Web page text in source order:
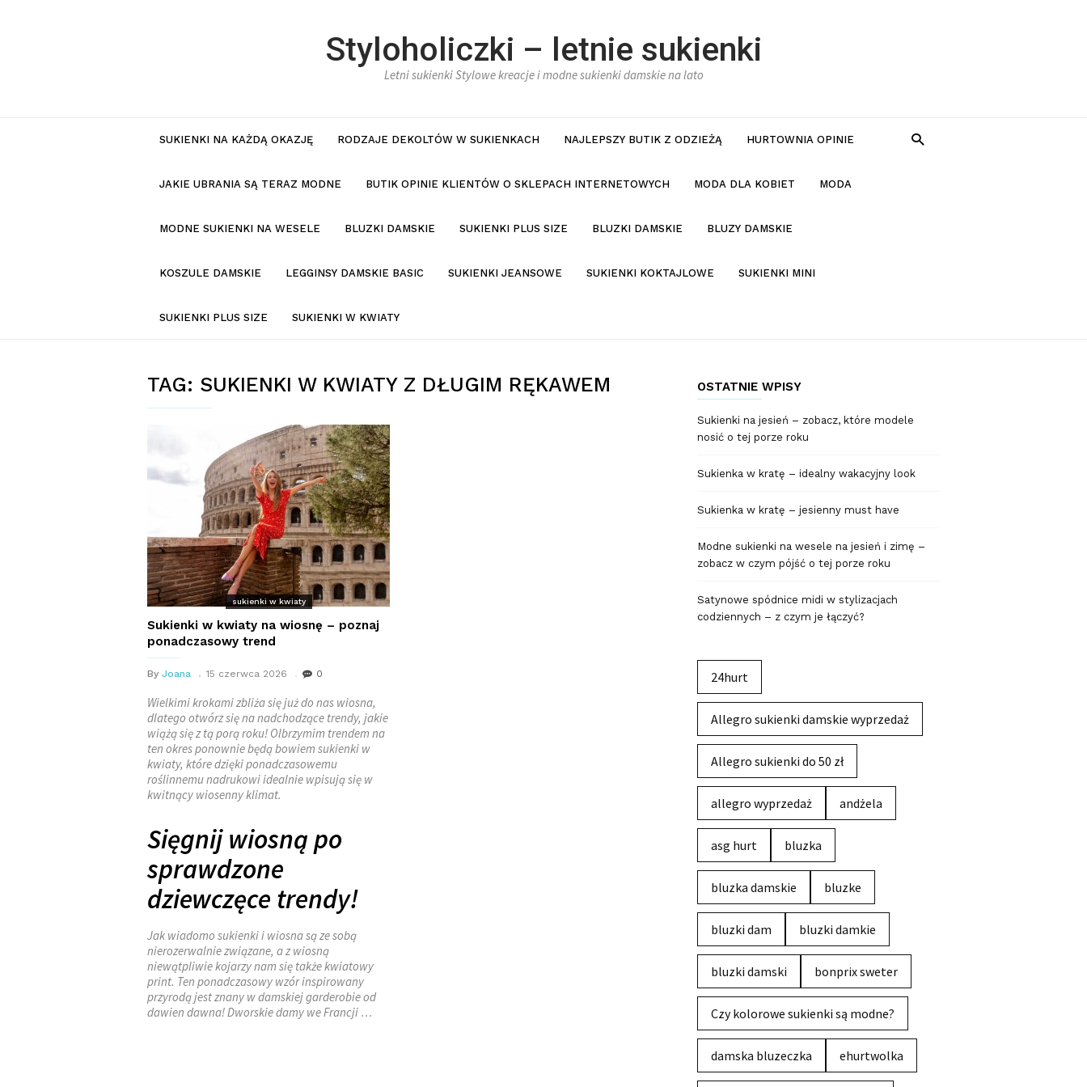
Styloholiczki – letnie sukienki
Letni sukienki Stylowe kreacje i modne sukienki damskie na lato
SUKIENKI NA KAŻDĄ OKAZJĘ RODZAJE DEKOLTÓW W SUKIENKACH NAJLEPSZY BUTIK Z ODZIEŻĄ HURTOWNIA OPINIE
JAKIE UBRANIA SĄ TERAZ MODNE BUTIK OPINIE KLIENTÓW O SKLEPACH INTERNETOWYCH MODA DLA KOBIET MODA
MODNE SUKIENKI NA WESELE BLUZKI DAMSKIE SUKIENKI PLUS SIZE BLUZKI DAMSKIE BLUZY DAMSKIE
KOSZULE DAMSKIE LEGGINSY DAMSKIE BASIC SUKIENKI JEANSOWE SUKIENKI KOKTAJLOWE SUKIENKI MINI
SUKIENKI PLUS SIZE SUKIENKI W KWIATY
TAG: SUKIENKI W KWIATY Z DŁUGIM RĘKAWEM
sukienki w kwiaty
Sukienki w kwiaty na wiosnę – poznaj
ponadczasowy trend
By Joana 15 czerwca 2026 0
Wielkimi krokami zbliża się już do nas wiosna,
dlatego otwórz się na nadchodzące trendy, jakie
wiążą się z tą porą roku! Olbrzymim trendem na
ten okres ponownie będą bowiem sukienki w
kwiaty, które dzięki ponadczasowemu
roślinnemu nadrukowi idealnie wpisują się w
kwitnący wiosenny klimat.
Sięgnij wiosną po
sprawdzone
dziewczęce trendy!
Jak wiadomo sukienki i wiosna są ze sobą
nierozerwalnie związane, a z wiosną
niewątpliwie kojarzy nam się także kwiatowy
print. Ten ponadczasowy wzór inspirowany
przyrodą jest znany w damskiej garderobie od
dawien dawna! Dworskie damy we Francji …
OSTATNIE WPISY
Sukienki na jesień – zobacz, które modele
nosić o tej porze roku
Sukienka w kratę – idealny wakacyjny look
Sukienka w kratę – jesienny must have
Modne sukienki na wesele na jesień i zimę –
zobacz w czym pójść o tej porze roku
Satynowe spódnice midi w stylizacjach
codziennych – z czym je łączyć?
24hurt
Allegro sukienki damskie wyprzedaż
Allegro sukienki do 50 zł
allegro wyprzedaż andżela
asg hurt bluzka
bluzka damskie bluzke
bluzki dam bluzki damkie
bluzki damski bonprix sweter
Czy kolorowe sukienki są modne?
damska bluzeczka ehurtwolka